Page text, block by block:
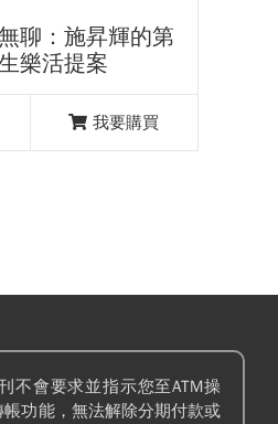
聊：施昇輝的第
樂活提案
我要購買
不會要求並指示您至ATM操
帳功能，無法解除分期付款或